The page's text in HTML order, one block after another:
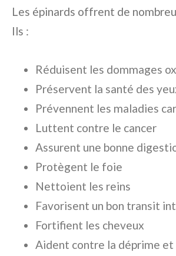
Les épinards offrent de
Ils :
Réduisent les dommages
Préservent la santé des
Prévennent les maladies
Luttent contre le cancer
Assurent une bonne
Protègent le foie
Nettoient les reins
Favorisent un bon transit
Fortifient les cheveux
Aident contre la déprime et